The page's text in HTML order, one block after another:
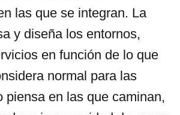
las que se integran. La
y diseña los entornos,
en función de lo que
normal para las
piensa en las que caminan,